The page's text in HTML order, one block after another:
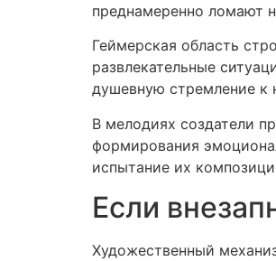
преднамеренно ломают
Геймерская область
развлекательные
душевную стремление к
В мелодиях создатели
формирования
испытание их
Если
Художественный